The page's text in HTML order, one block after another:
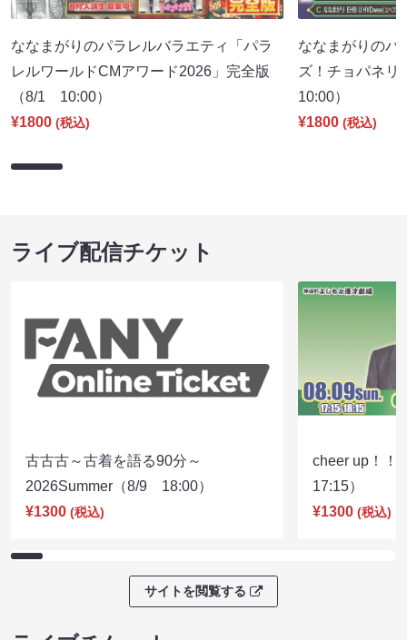
ななまがりのパラレルバラエティ「パラ
レルワールドCMアワード2026」完全版
（8/1 10:00）
¥1800 (税込)
ななまがりのパ
ズ！チョパネ
10:00）
¥1800 (税込)
ライブ配信チケット
古古古～古着を語る90分～
2026Summer（8/9 18:00）
¥1300 (税込)
cheer up！
17:15）
¥1300 (税込)
サイトを閲覧する